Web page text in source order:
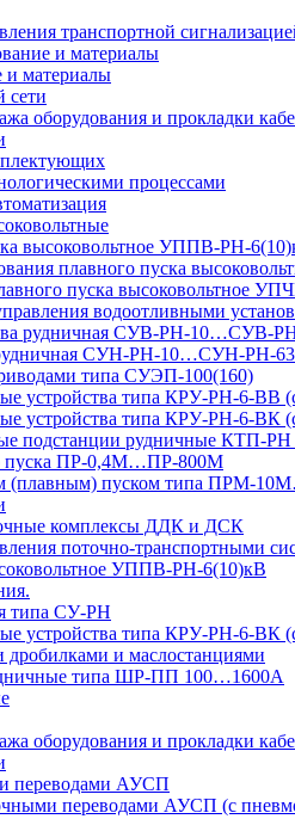
транспортной
и материалы
и материалы
сети
оборудования и прокладки
процессами
высоковольтное УППВ-РН-
плавного пуска
пуска высоковольтное
водоотливными
рудничная СУВ-РН-10…СУВ-
рудничная СУН-РН-10…СУН-РН-
типа СУЭП-100(160)
устройства типа КРУ-РН-6-ВВ
устройства типа КРУ-РН-6-ВК
подстанции рудничные КТП-
пуска ПР-0,4М…ПР-800М
(плавным) пуском типа ПРМ-
комплексы ДДК и ДСК
поточно-транспортными
УППВ-РН-6(10)кВ
типа СУ-РН
устройства типа КРУ-РН-6-ВК
и маслостанциями
типа ШР-ПП 100…1600А
оборудования и прокладки
переводами АУСП
переводами АУСП (с